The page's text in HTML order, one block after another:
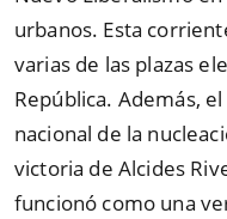
urbanos. Esta
varias de las plazas
República. Además,
nacional de la
victoria de Alcides
funcionó como una